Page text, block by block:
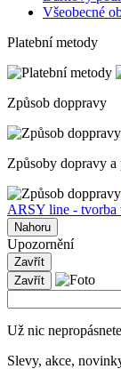
Všeobecné
Platební metody
Způsob doppravy
Způsoby dopravy a
ARSY line - tvorba
Nahoru
Upozornění
Zavřít
Zavřít
Už nic
Slevy, akce,